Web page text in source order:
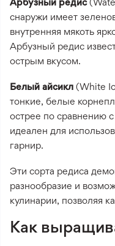
снаружи имеет
внутренняя мякоть
Арбузный редис
острым вкусом.
Белый айсикл (White
тонкие, белые
острее по сравнению
идеален для
гарнир.
Эти сорта редиса
разнообразие и
кулинарии, позволяя
Как